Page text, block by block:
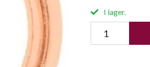
I lager.